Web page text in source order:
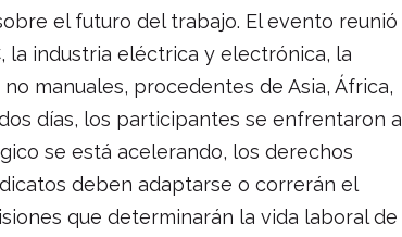
el futuro del trabajo. El evento reunió
la industria eléctrica y electrónica, la
manuales, procedentes de Asia, África,
días, los participantes se enfrentaron a
se está acelerando, los derechos
deben adaptarse o correrán el
que determinarán la vida laboral de